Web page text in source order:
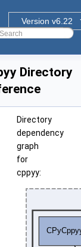
Version v6.22
Directory
Directory
dependency
graph
for
cppyy: